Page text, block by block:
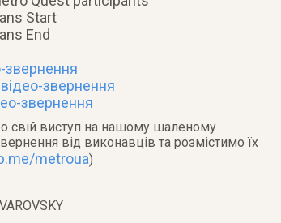
Start
End
звернення
відео-звернення
звернення
свій виступ на нашому шаленому
від виконавців та розмістимо їх
metroua)